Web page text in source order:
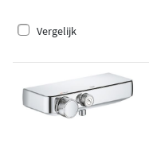
Vergelijk